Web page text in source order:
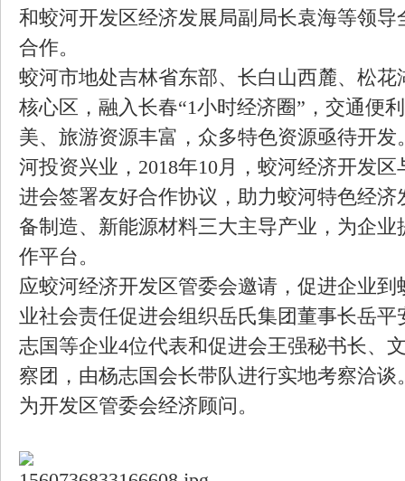
和蛟河开发区经济发展局副局长袁海等领导
合作。
蛟河市地处吉林省东部、长白山西麓、松
核心区，融入长春“1小时经济圈”，交通便
美、旅游资源丰富，众多特色资源亟待开
河投资兴业，2018年10月，蛟河经济开发
进会签署友好合作协议，助力蛟河特色经
备制造、新能源材料三大主导产业，为企
作平台。
应蛟河经济开发区管委会邀请，促进企业
业社会责任促进会组织岳氏集团董事长岳
志国等企业4位代表和促进会王强秘书长、
察团，由杨志国会长带队进行实地考察洽
为开发区管委会经济顾问。